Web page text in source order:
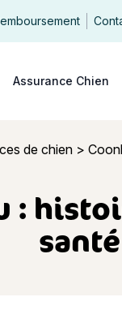
Assurance Chien
de chien >
: